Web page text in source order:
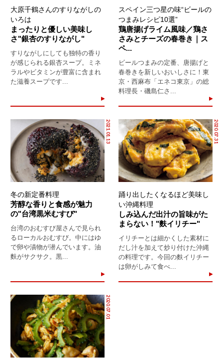
大原千鶴さんのすりながしの
いろは
まったりと優しい美味し
さ"銀杏のすりながし"
すりながしにしても独特の香り
が感じられる銀杏スープ。ミネ
ラルやビタミンが豊富に含まれ
た滋養スープです...
スペイン三つ星の味“ビールの
つまみレシピ10選”
鶏唐揚げライム風味／鶏さ
さみとチーズの春巻き｜ス
ペ...
ビールつまみの定番、唐揚げと
春巻きを新しいおいしさに！東
京・西麻布「エネコ東京」の総
料理長・磯島仁さ...
2021.01.13
冬の新定番料理
芳醇な香りと食感が魅力
の"台湾黒米むすび"
台湾のおむすび屋さんで見られ
るローカルおむすび。中にはゆ
で卵や漬物が潜んでいます。油
麩がサクサク。黒...
2020.07.31
踊り出したくなるほど美味し
い沖縄料理
しみ込んだ出汁の旨味がた
まらない！"麩イリチー"
イリチーとは細かくした素材に
だし汁を加えて炒り付けた沖縄
の料理です。今回の麩イリチー
は卵がしみて食べ...
2020.07.01